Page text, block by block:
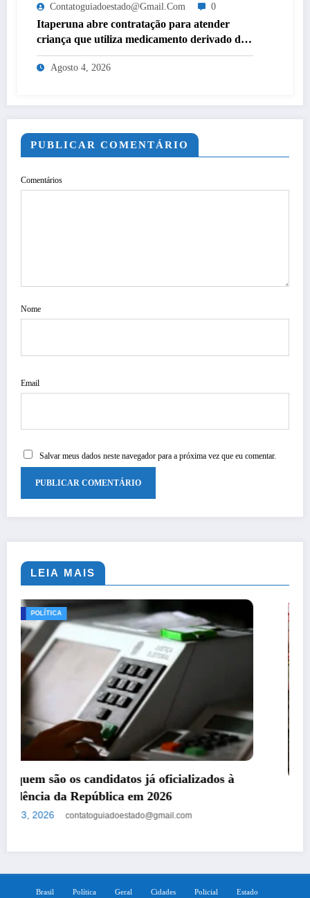
Contatoguiadoestado@gmail.com 0
Itaperuna abre contratação para atender
criança que utiliza medicamento derivado de
cannabis por decisão judicial
Agosto 4, 2026
PUBLICAR COMENTÁRIO
Comentários
Nome
Email
Salvar meus dados neste navegador para a próxima vez que eu comentar.
LEIA MAIS
Cardoso Moreira ganha Destacamento
Operacional do Corpo de Bombeiros